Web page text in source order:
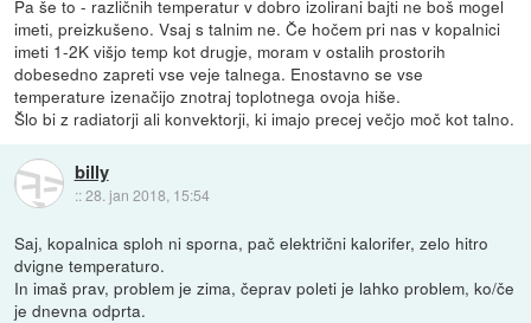
Pa še to - različnih temperatur v dobro izolirani bajti ne boš mogel
imeti, preizkušeno. Vsaj s talnim ne. Če hočem pri nas v kopalnici
imeti 1-2K višjo temp kot drugje, moram v ostalih prostorih
dobesedno zapreti vse veje talnega. Enostavno se vse
temperature izenačijo znotraj toplotnega ovoja hiše.
Šlo bi z radiatorji ali konvektorji, ki imajo precej večjo moč kot talno.
billy
::28. jan 2018, 15:54
Saj, kopalnica sploh ni sporna, pač električni kalorifer, zelo hitro
dvigne temperaturo.
In imaš prav, problem je zima, čeprav poleti je lahko problem, ko/če
je dnevna odprta.